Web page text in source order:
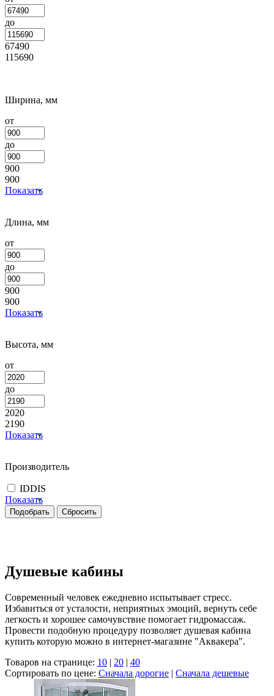
до
67490
115690
Ширина, мм
от
до
900
900
Показать
Длина, мм
от
до
900
900
Показать
Высота, мм
от
до
2020
2190
Показать
Производитель
IDDIS
Показать
Душевые кабины
Современный человек ежедневно испытывает стресс.
Избавиться от усталости, неприятных эмоций, вернуть себе
легкость и хорошее самочувствие помогает гидромассаж.
Провести подобную процедуру позволяет душевая кабина
купить которую можно в интернет-магазине "Аквакера".
Товаров на странице: 10 | 20 | 40
Сортировать по цене: Сначала дорогие | Сначала дешевые